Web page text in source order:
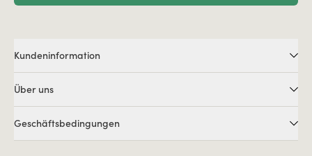
Kundeninformation
Über uns
Geschäftsbedingungen